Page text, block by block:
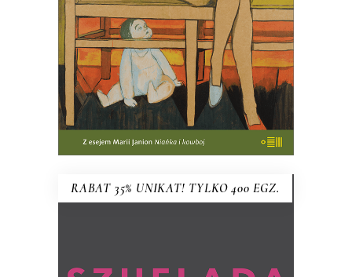
KSIĄŻKA DO KOSZYKA
RABAT 35% UNIKAT! TYLKO 400 EGZ.
pomysłu MARIUSZA SZCZYGŁA